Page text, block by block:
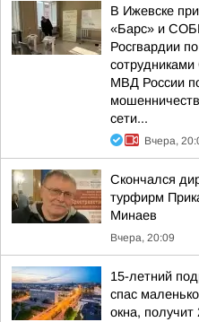
В Ижевске
«Барс» и
Росгвардии
МВД России
сети...
Вчера,
Скончался
турфирм
Минаев
Вчера, 20:09
15-летний
спас
окна,